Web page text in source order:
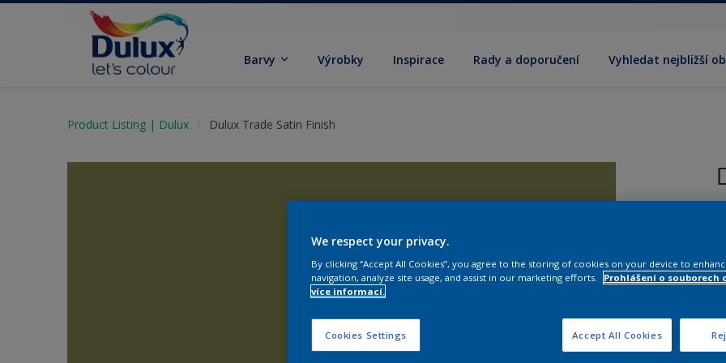
Barvy Výrobky Inspirace Rady a doporučení Vyhledat nejbližší
Product Listing | Dulux Dulux Trade Satin Finish
We respect your privacy.
By clicking “Accept All Cookies”, you agree to the storing of cookies on your device to
navigation, analyze site usage, and assist in our marketing efforts.
Prohlášení o souborech
více informací.
Cookies Settings Accept All Cookies